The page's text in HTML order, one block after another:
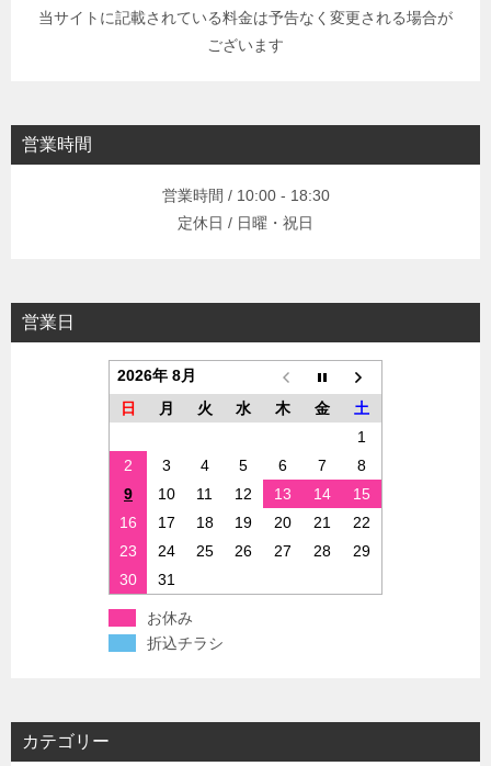
当サイトに記載されている料金は予告なく変更される場合が
ございます
営業時間
営業時間 / 10:00 - 18:30
定休日 / 日曜・祝日
営業日
2026年 8月
日
月 火 水 木 金
土
1
2
3 4 5 6 7
8
9
10 11 12 13 14
15
16
17 18 19 20 21
22
23
24 25 26 27 28
29
30
31
お休み
折込チラシ
カテゴリー